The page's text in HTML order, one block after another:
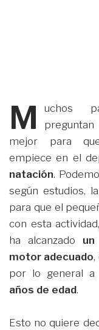
M
uchos
mejor para
empiece en el
natación.
según estudios,
para que el
con esta
ha alcanzado un
motor adecuado,
por lo general a
años de edad.
Esto no quiere